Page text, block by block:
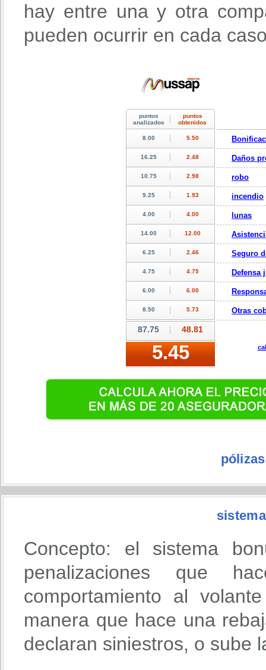
hay entre una y otra
pueden ocurrir en cada
Daños
robo
incendio
lunas
Seguro
Defensa
Otras
Concepto: el sistema
penalizaciones que
comportamiento al
manera que hace una
declaran siniestros, o sube